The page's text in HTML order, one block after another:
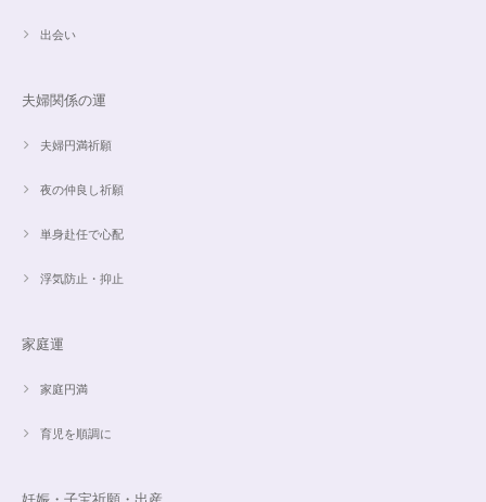
出会い
夫婦関係の運
夫婦円満祈願
夜の仲良し祈願
単身赴任で心配
浮気防止・抑止
家庭運
家庭円満
育児を順調に